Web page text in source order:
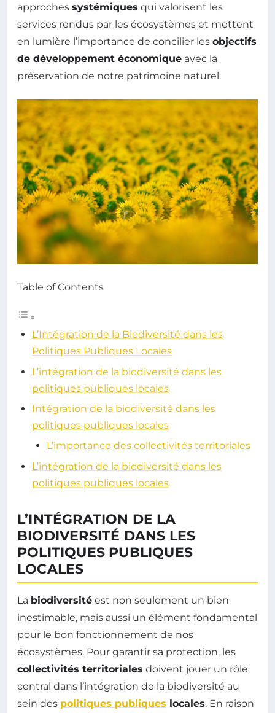
approches systémiques qui valorisent les
services rendus par les écosystèmes et mettent
en lumière l’importance de concilier les objectifs
de développement économique avec la
préservation de notre patrimoine naturel.
Table of Contents
L’Intégration de la Biodiversité dans les
Politiques Publiques Locales
L’intégration de la biodiversité dans les
politiques publiques locales
Intégration de la biodiversité dans les
politiques publiques locales
L’importance des collectivités territoriales
L’intégration de la biodiversité dans les
politiques publiques locales
L’INTÉGRATION DE LA
BIODIVERSITÉ DANS LES
POLITIQUES PUBLIQUES
LOCALES
La biodiversité est non seulement un bien
inestimable, mais aussi un élément fondamental
pour le bon fonctionnement de nos
écosystèmes. Pour garantir sa protection, les
collectivités territoriales doivent jouer un rôle
central dans l’intégration de la biodiversité au
sein des politiques publiques locales. En raison